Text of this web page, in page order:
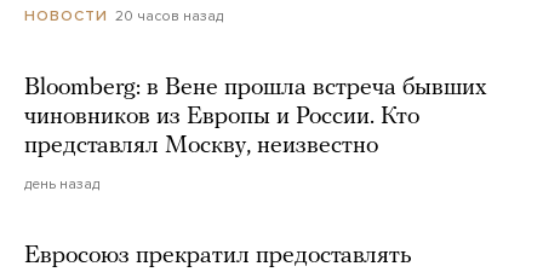
НОВОСТИ 20 часов назад
Bloomberg: в Вене прошла встреча бывших
чиновников из Европы и России. Кто
представлял Москву, неизвестно
день назад
Евросоюз прекратил предоставлять